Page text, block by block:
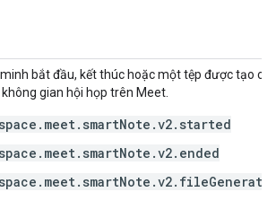
bắt đầu, kết thúc hoặc một tệp được tạo
gian hội họp trên Meet.